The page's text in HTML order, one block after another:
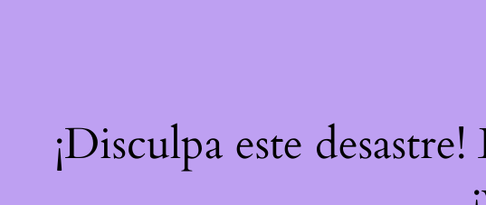
¡Disculpa este